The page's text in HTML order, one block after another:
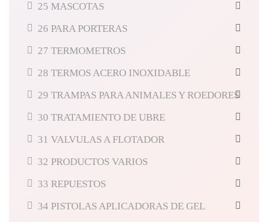
25 MASCOTAS
26 PARA PORTERAS
27 TERMOMETROS
28 TERMOS ACERO INOXIDABLE
29 TRAMPAS PARA ANIMALES Y ROEDORES
30 TRATAMIENTO DE UBRE
31 VALVULAS A FLOTADOR
32 PRODUCTOS VARIOS
33 REPUESTOS
34 PISTOLAS APLICADORAS DE GEL